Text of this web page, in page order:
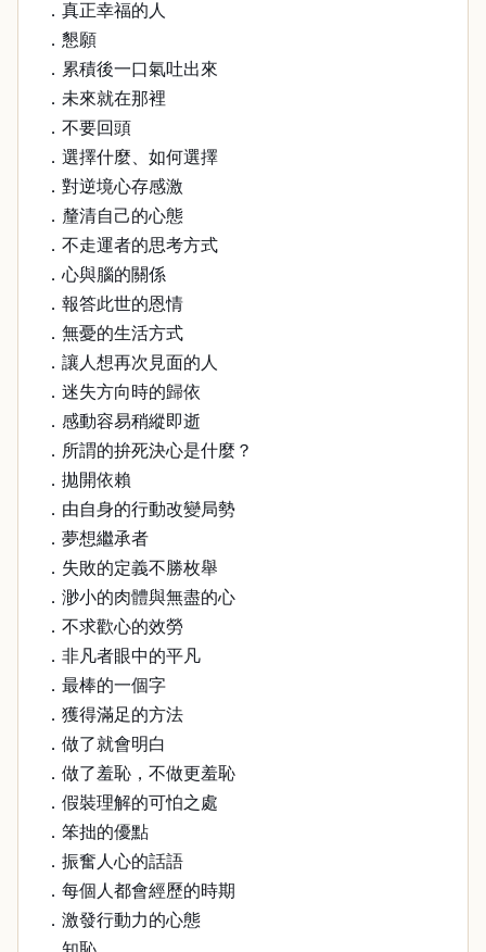
．真正幸福的人
．懇願
．累積後一口氣吐出來
．未來就在那裡
．不要回頭
．選擇什麼、如何選擇
．對逆境心存感激
．釐清自己的心態
．不走運者的思考方式
．心與腦的關係
．報答此世的恩情
．無憂的生活方式
．讓人想再次見面的人
．迷失方向時的歸依
．感動容易稍縱即逝
．所謂的拚死決心是什麼？
．拋開依賴
．由自身的行動改變局勢
．夢想繼承者
．失敗的定義不勝枚舉
．渺小的肉體與無盡的心
．不求歡心的效勞
．非凡者眼中的平凡
．最棒的一個字
．獲得滿足的方法
．做了就會明白
．做了羞恥，不做更羞恥
．假裝理解的可怕之處
．笨拙的優點
．振奮人心的話語
．每個人都會經歷的時期
．激發行動力的心態